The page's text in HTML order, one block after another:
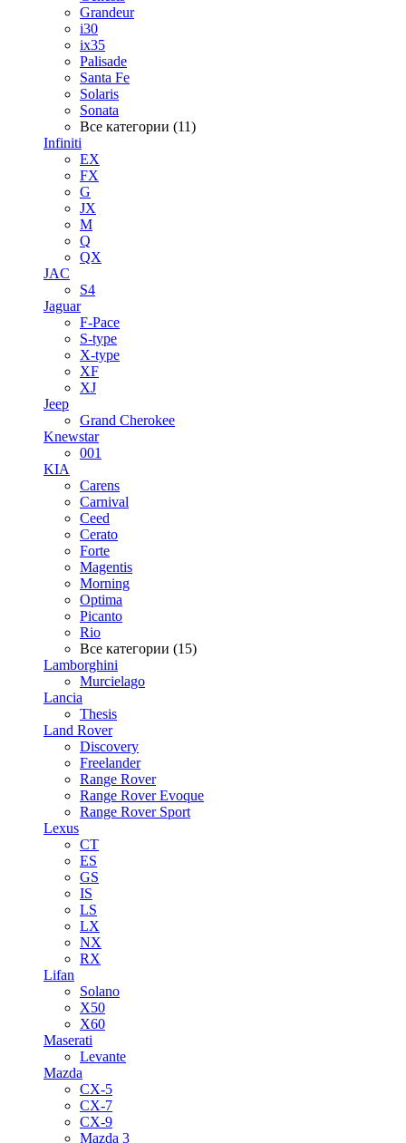
Grandeur
i30
ix35
Palisade
Santa Fe
Solaris
Sonata
Все категории (11)
Infiniti
EX
FX
G
JX
M
Q
QX
JAC
S4
Jaguar
F-Pace
S-type
X-type
XF
XJ
Jeep
Grand Cherokee
Knewstar
001
KIA
Carens
Carnival
Ceed
Cerato
Forte
Magentis
Morning
Optima
Picanto
Rio
Все категории (15)
Lamborghini
Murcielago
Lancia
Thesis
Land Rover
Discovery
Freelander
Range Rover
Range Rover Evoque
Range Rover Sport
Lexus
CT
ES
GS
IS
LS
LX
NX
RX
Lifan
Solano
X50
X60
Maserati
Levante
Mazda
CX-5
CX-7
CX-9
Mazda 3